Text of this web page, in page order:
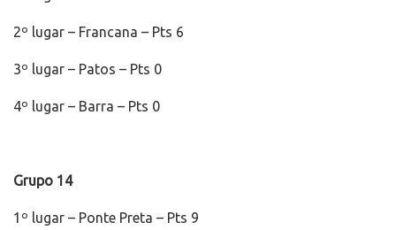
2º lugar – Francana – Pts 6
3º lugar – Patos – Pts 0
4º lugar – Barra – Pts 0
Grupo 14
1º lugar – Ponte Preta – Pts 9